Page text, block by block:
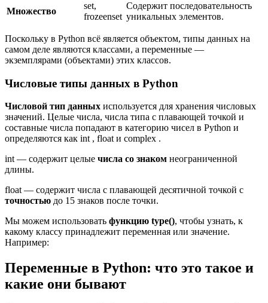
Множество
set,
frozeenset
Содержит последовательность
уникальных элементов.
Поскольку в Python всё является объектом, типы данных на
самом деле являются классами, а переменные —
экземплярами (объектами) этих классов.
Числовые типы данных в Python
Числовой тип данных используется для хранения числовых
значений. Целые числа, числа типа с плавающей точкой и
составные числа попадают в категорию чисел в Python и
определяются как int , float и complex .
int — содержит целые числа со знаком неограниченной
длины.
float — содержит числа с плавающей десятичной точкой с
точностью до 15 знаков после точки.
Мы можем использовать функцию type(), чтобы узнать, к
какому классу принадлежит переменная или значение.
Например:
Переменные в Python: что это такое и
какие они бывают